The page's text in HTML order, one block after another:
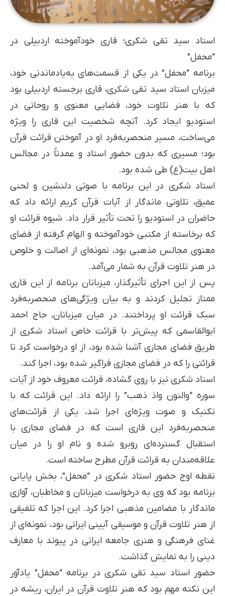
استاد سید تقی شکری؛ قاری خودآموخته اردبیلی در
“محفل”
برنامه “محفل” در یکی از قسمت‌های به‌یادماندنی خود،
میزبان استاد سید تقی شکری، قاری برجسته اردبیلی بود
که با هنر تلاوت خود، فضایی معنوی و روحانی در
استودیو ایجاد کرد. آنچه شخصیت این قاری را ویژه
می‌ساخت، مسیر منحصربه‌فرد او در آموختن قرائت قرآن
بود؛ مسیری که بدون حضور استاد و عمدتاً در مجالس
اهل بیت(ع) طی شده بود.
استاد شکری در این برنامه با صوتی دلنشین و لحنی
عمیق، تلاوتی ماندگار از آیات قرآن کریم ارائه داد که
حاضران در استودیو را تحت تأثیر قرار داد. شیوه قرائت او
که برخاسته از مکتبی خودآموخته و الهام گرفته از فضای
معنوی مجالس مذهبی بود، نمونه‌ای از اصالت و خلوص
در هنر تلاوت قرآن به شمار می‌آمد.
پس از این اجرای تأثیرگذار، میزبانان برنامه از این قاری
ممتاز تجلیل کردند و به بیان ویژگی‌های منحصربه‌فرد
سبک قرائت او پرداختند. در میان میزبانان، حاج احمد
ابوالقاسمی که پیش‌تر با قرائت خاص استاد شکری از
طریق فضای مجازی آشنا شده بود، از او درخواست کرد تا
قرائتی را که در فضای مجازی فراگیر شده بود، اجرا کند.
استاد شکری نیز با روی گشاده، قرائت معروف خود از آیات
سوره “والنون واذ ذهب” را ارائه داد. این قرائت که با
تکنیک و صوت ویژه‌ای اجرا شد، یکی از قرائت‌های
منحصربه‌فرد این قاری است که در فضای مجازی با
استقبال گسترده‌ای روبرو شده و نام او را در میان
علاقه‌مندان به قرائت قرآن مطرح ساخته است.
نقطه اوج حضور استاد شکری در “محفل”، بخش پایانی
برنامه بود که وی به درخواست میزبانان و مخاطبان، آوازی
ماندگار با مضامین مذهبی اجرا کرد. این اجرا که تلفیقی
از هنر تلاوت قرآن و موسیقی آیینی ایرانی بود، نمونه‌ای از
غنای فرهنگی و هنری جامعه ایرانی در پیوند با معارف
دینی را به نمایش گذاشت.
حضور استاد سید تقی شکری در برنامه “محفل” یادآور
این نکته مهم بود که هنر تلاوت قرآن در ایران، ریشه در